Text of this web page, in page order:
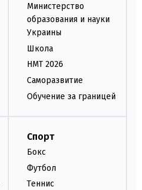
Министерство
образования и науки
Украины
Школа
НМТ 2026
Саморазвитие
Обучение за границей
Спорт
Бокс
Футбол
Теннис